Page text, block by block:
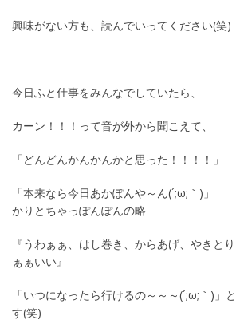
興味がない方も、読んでいってください(笑)
今日ふと仕事をみんなでしていたら、
カーン！！！って音が外から聞こえて、
「どんどんかんかんかと思った！！！！」
「本来なら今日あかぽんや～ん(´;ω;｀)
かりとちゃっぽんぽんの略
『うわぁぁ、はし巻き、からあげ、やきと
ぁぁいい』
「いつになったら行けるの～～～(´;ω;｀)」
す(笑)